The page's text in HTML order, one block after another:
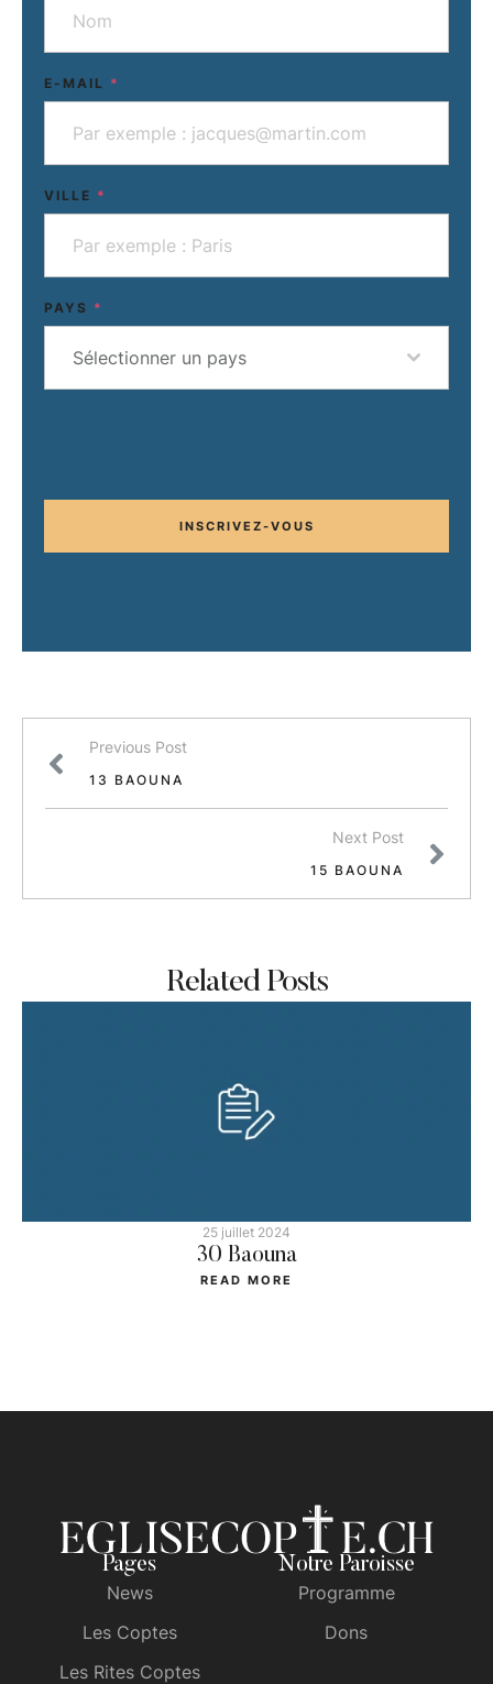
E-MAIL *
VILLE *
PAYS *
Sélectionner un pays
INSCRIVEZ-VOUS
Previous Post
13 BAOUNA
Next Post
15 BAOUNA
Related Posts
25 juillet 2024
30 Baouna
READ MORE
Pages
News
Les Coptes
Les Rites Coptes
Notre Paroisse
Programme
Dons